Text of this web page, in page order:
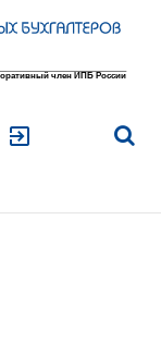
exit_to_app